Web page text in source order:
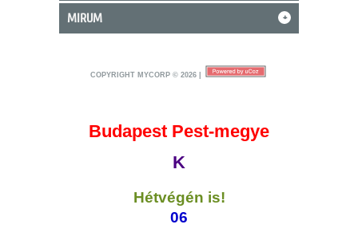
MIRUM +
COPYRIGHT MYCORP © 2026
Budapest Pest-megye
K
Hétvégén is!
06